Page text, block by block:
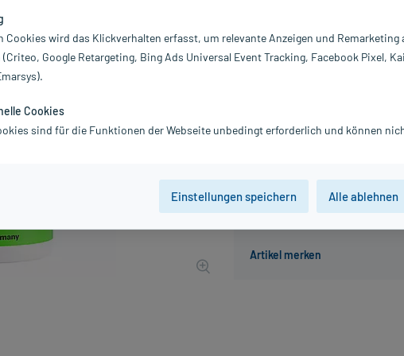
inkl. MwSt. Gratis-Versand innerhalb D.
Der Artikel ist momentan
Beratung für
PZN:
Hersteller:
Cookies wird das Klickverhalten erfasst, um relevante Anzeigen und Remarketing
Google Retargeting, Bing Ads Universal Event Tracking, Facebook Pixel,
Cookies
sind für die Funktionen der Webseite unbedingt erforderlich und können
Einstellungen speichern Alle ablehnen